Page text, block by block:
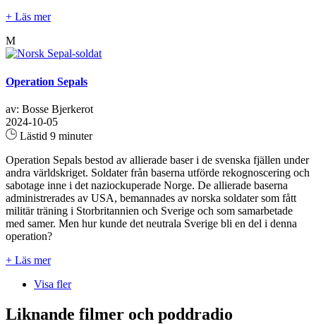
+ Läs mer
M
Operation Sepals
av: Bosse Bjerkerot
2024-10-05
Lästid 9 minuter
Operation Sepals bestod av allierade baser i de svenska fjällen under
andra världskriget. Soldater från baserna utförde rekognoscering och
sabotage inne i det naziockuperade Norge. De allierade baserna
administrerades av USA, bemannades av norska soldater som fått
militär träning i Storbritannien och Sverige och som samarbetade
med samer. Men hur kunde det neutrala Sverige bli en del i denna
operation?
+ Läs mer
Visa fler
Liknande filmer och poddradio